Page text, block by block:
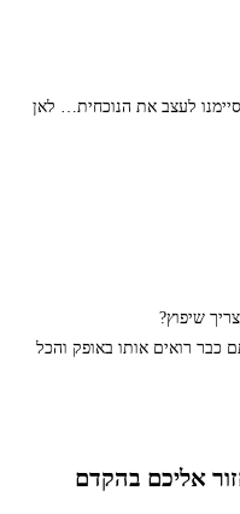
לעצב את הנוכחית… לאן
שיפוץ?
כבר רואים אותו באופק והכל
אליכם בהקדם